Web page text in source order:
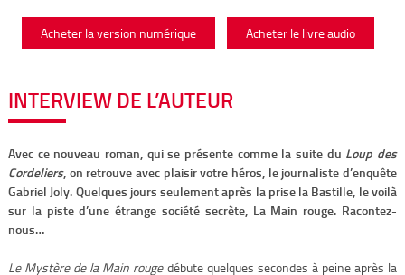
Acheter la version numérique Acheter le livre audio
INTERVIEW DE L’AUTEUR
Avec ce nouveau roman, qui se présente comme la suite du Loup des
Cordeliers, on retrouve avec plaisir votre héros, le journaliste d’enquête
Gabriel Joly. Quelques jours seulement après la prise la Bastille, le voilà
sur la piste d’une étrange société secrète, La Main rouge. Racontez-
nous…
Le Mystère de la Main rougedébute quelques secondes à peine après la